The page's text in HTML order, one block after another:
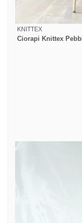
KNITTEX
Ciorapi Knittex